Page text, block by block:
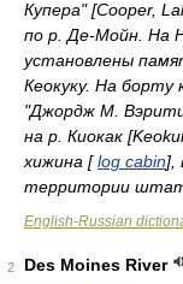
Купера" [Cooper,
по р. Де-Мойн. На
установлены
Кеокуку. На борту
"Джордж М.
на р. Киокак
хижина [log cabin],
территории
English-Russian
2
Des Moines River